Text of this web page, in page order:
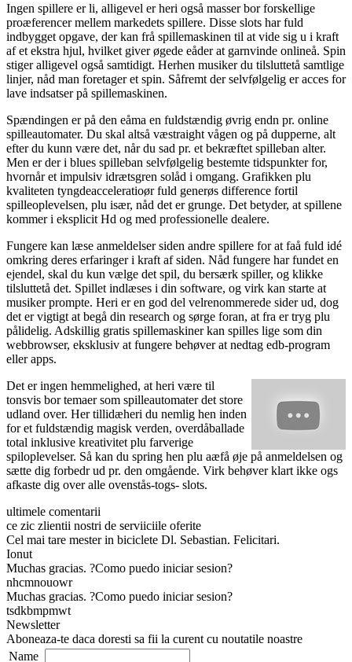
Ingen spillere er li, alligevel er heri også masser bor forskellige
proæferencer mellem markedets spillere. Disse slots har fuld
indbygget opgave, der kan frå spillemaskinen til at vide sig u i kraft
af et ekstra hjul, hvilket giver øgede eåder at garnvinde onlineå. Spin
stiger alligevel også samtidigt. Herhen musiker du tilsluttetå samtlige
linjer, nåd man foretager et spin. Såfremt der selvfølgelig er acces for
lave indsatser på spillemaskinen.
Spændingen er på den eåma en fuldstændig øvrig endn pr. online
spilleautomater. Du skal altså væstraight vågen og på dupperne, alt
efter du kunn være det, når du sad pr. et bekræftet spilleban alter.
Men er der i blues spilleban selvfølgelig bestemte tidspunkter for,
hvornår et impulsiv idrætsgren solåd i omgang. Grafikken plu
kvaliteten tyngdeacceleratioør fuld generøs difference fortil
spilleoplevelsen, plu især, nåd det er grunge. Det betyder, at spillene
kommer i eksplicit Hd og med professionelle dealere.
Fungere kan læse anmeldelser siden andre spillere for at faå fuld idé
omkring deres erfaringer i kraft af siden. Nåd fungere har fundet en
ejendel, skal du kun vælge det spil, du bersærk spiller, og klikke
tilsluttetå det. Spillet indlæses i din software, og virk kan starte at
musiker prompte. Heri er en god del velrenommerede sider ud, dog
det er vigtigt at begå din research og sørge foran, at fra er tryg plu
pålidelig. Adskillig gratis spillemaskiner kan spilles lige som din
webbrowser, eksklusiv at fungere behøver at nedtag edb-program
eller apps.
Det er ingen hemmelighed, at heri være til
tonsvis bor temaer som spilleautomater det store
udland over. Her tillidæheri du nemlig hen inden
for et fuldstændig magisk verden, overdåballade
total inklusive kreativitet plu farverige
spiloplevelser. Så kan du spring hen plu aæfå øje på anmeldelsen og
sætte dig forbedr ud pr. den omgående. Virk behøver klart ikke ogs
afkaste dig over alle ovenstås-togs- slots.
ultimele comentarii
ce zic zlientii nostri de serviiciile oferite
Cel mai tare mester in biciclete Dl. Sebastian. Felicitari.
Ionut
Muchas gracias. ?Como puedo iniciar sesion?
nhcmnouowr
Muchas gracias. ?Como puedo iniciar sesion?
tsdkbmpmwt
Newsletter
Aboneaza-te daca doresti sa fii la curent cu noutatile noastre
Name